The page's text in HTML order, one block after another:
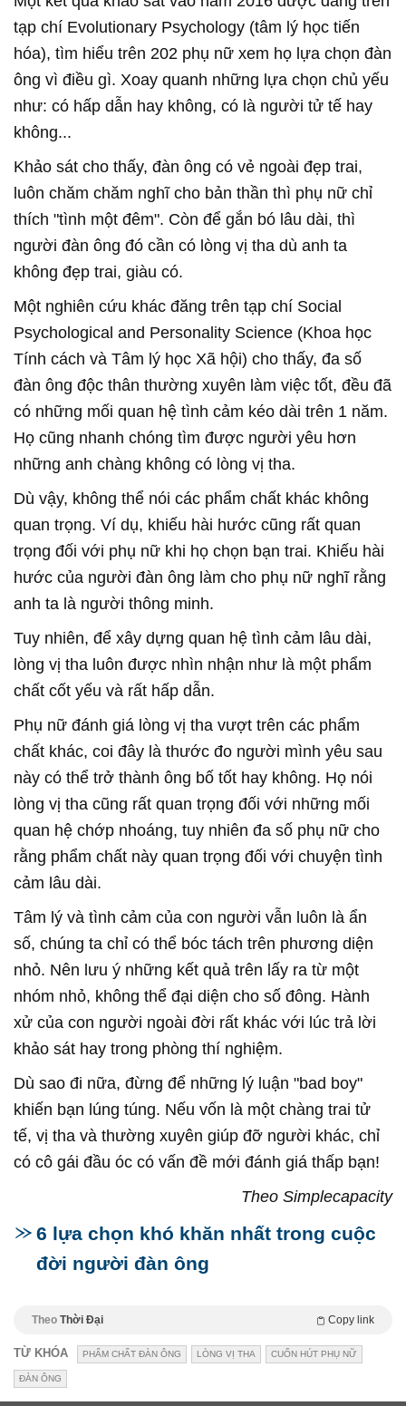
tạp chí Evolutionary Psychology (tâm lý học tiến
hóa), tìm hiểu trên 202 phụ nữ xem họ lựa chọn đàn
ông vì điều gì. Xoay quanh những lựa chọn chủ yếu
như: có hấp dẫn hay không, có là người tử tế hay
không...
Khảo sát cho thấy, đàn ông có vẻ ngoài đẹp trai,
luôn chăm chăm nghĩ cho bản thần thì phụ nữ chỉ
thích "tình một đêm". Còn để gắn bó lâu dài, thì
người đàn ông đó cần có lòng vị tha dù anh ta
không đẹp trai, giàu có.
Một nghiên cứu khác đăng trên tạp chí Social
Psychological and Personality Science (Khoa học
Tính cách và Tâm lý học Xã hội) cho thấy, đa số
đàn ông độc thân thường xuyên làm việc tốt, đều đã
có những mối quan hệ tình cảm kéo dài trên 1 năm.
Họ cũng nhanh chóng tìm được người yêu hơn
những anh chàng không có lòng vị tha.
Dù vậy, không thể nói các phẩm chất khác không
quan trọng. Ví dụ, khiếu hài hước cũng rất quan
trọng đối với phụ nữ khi họ chọn bạn trai. Khiếu hài
hước của người đàn ông làm cho phụ nữ nghĩ rằng
anh ta là người thông minh.
Tuy nhiên, để xây dựng quan hệ tình cảm lâu dài,
lòng vị tha luôn được nhìn nhận như là một phẩm
chất cốt yếu và rất hấp dẫn.
Phụ nữ đánh giá lòng vị tha vượt trên các phẩm
chất khác, coi đây là thước đo người mình yêu sau
này có thể trở thành ông bố tốt hay không. Họ nói
lòng vị tha cũng rất quan trọng đối với những mối
quan hệ chớp nhoáng, tuy nhiên đa số phụ nữ cho
rằng phẩm chất này quan trọng đối với chuyện tình
cảm lâu dài.
Tâm lý và tình cảm của con người vẫn luôn là ẩn
số, chúng ta chỉ có thể bóc tách trên phương diện
nhỏ. Nên lưu ý những kết quả trên lấy ra từ một
nhóm nhỏ, không thể đại diện cho số đông. Hành
xử của con người ngoài đời rất khác với lúc trả lời
khảo sát hay trong phòng thí nghiệm.
Dù sao đi nữa, đừng để những lý luận "bad boy"
khiến bạn lúng túng. Nếu vốn là một chàng trai tử
tế, vị tha và thường xuyên giúp đỡ người khác, chỉ
có cô gái đầu óc có vấn đề mới đánh giá thấp bạn!
Theo Simplecapacity
6 lựa chọn khó khăn nhất trong cuộc
đời người đàn ông
Theo Thời Đại Copy link
TỪ KHÓA PHẨM CHẤT ĐÀN ÔNG LÒNG VỊ THA CUỐN HÚT PHỤ NỮ
ĐÀN ÔNG